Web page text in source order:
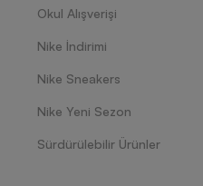
Okul Alışverişi
Nike İndirimi
Nike Sneakers
Nike Yeni Sezon
Sürdürülebilir Ürünler